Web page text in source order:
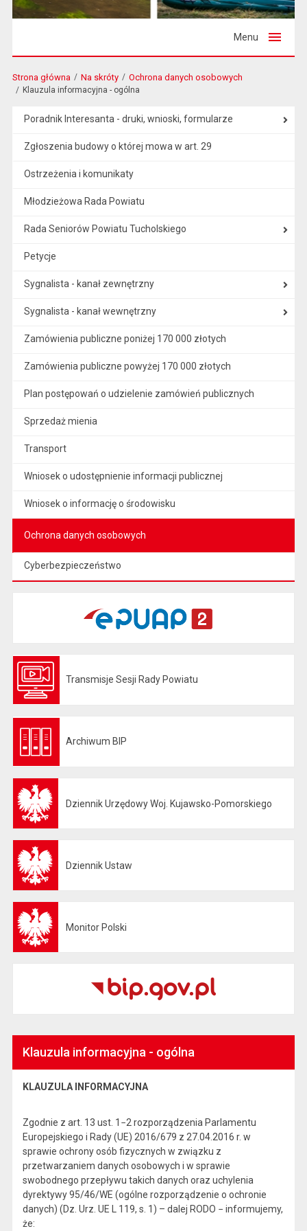
Menu
Strona główna Na skróty Ochrona danych osobowych
Klauzula informacyjna - ogólna
Poradnik Interesanta - druki, wnioski, formularze
Zgłoszenia budowy o której mowa w art. 29
Ostrzeżenia i komunikaty
Młodzieżowa Rada Powiatu
Rada Seniorów Powiatu Tucholskiego
Petycje
Sygnalista - kanał zewnętrzny
Sygnalista - kanał wewnętrzny
Zamówienia publiczne poniżej 170 000 złotych
Zamówienia publiczne powyżej 170 000 złotych
Plan postępowań o udzielenie zamówień publicznych
Sprzedaż mienia
Transport
Wniosek o udostępnienie informacji publicznej
Wniosek o informację o środowisku
Ochrona danych osobowych
Cyberbezpieczeństwo
Transmisje Sesji Rady Powiatu
Archiwum BIP
Dziennik Urzędowy Woj. Kujawsko-Pomorskiego
Dziennik Ustaw
Monitor Polski
Klauzula informacyjna - ogólna
KLAUZULA INFORMACYJNA
Zgodnie z art. 13 ust. 1−2 rozporządzenia Parlamentu
Europejskiego i Rady (UE) 2016/679 z 27.04.2016 r. w
sprawie ochrony osób fizycznych w związku z
przetwarzaniem danych osobowych i w sprawie
swobodnego przepływu takich danych oraz uchylenia
dyrektywy 95/46/WE (ogólne rozporządzenie o ochronie
danych) (Dz. Urz. UE L 119, s. 1) – dalej RODO − informujemy,
że: